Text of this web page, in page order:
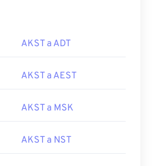
AKST a ADT
AKST a AEST
AKST a MSK
AKST a NST